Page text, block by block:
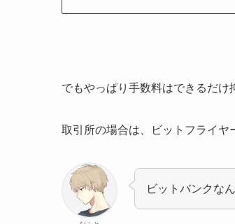
でもやっぱり手数料はできるだけ
取引所の場合は、ビットフライヤ
ビットバンクな